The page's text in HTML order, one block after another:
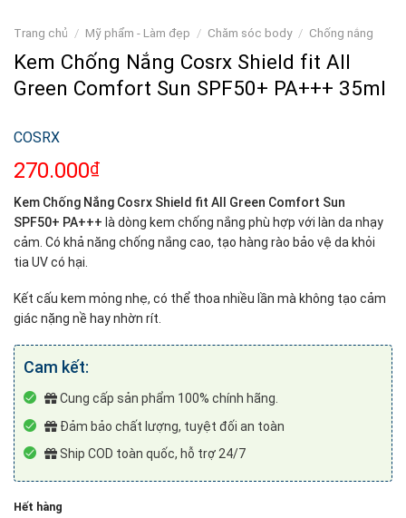
Trang chủ / Mỹ phẩm - Làm đẹp / Chăm sóc body / Chống nắng
Kem Chống Nắng Cosrx Shield fit All
Green Comfort Sun SPF50+ PA+++ 35ml
COSRX
270.000₫
Kem Chống Nắng Cosrx Shield fit All Green Comfort Sun
SPF50+ PA+++ là dòng kem chống nắng phù hợp với làn da nhạy
cảm. Có khả năng chống nắng cao, tạo hàng rào bảo vệ da khỏi
tia UV có hại.
Kết cấu kem mỏng nhẹ, có thể thoa nhiều lần mà không tạo cảm
giác nặng nề hay nhờn rít.
Cam kết:
Cung cấp sản phẩm 100% chính hãng.
Đảm bảo chất lượng, tuyệt đối an toàn
Ship COD toàn quốc, hỗ trợ 24/7
Hết hàng